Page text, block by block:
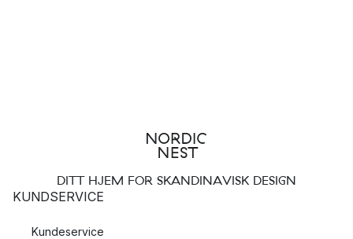
DITT HJEM FOR SKANDINAVISK DESIGN
KUNDSERVICE
Kundeservice